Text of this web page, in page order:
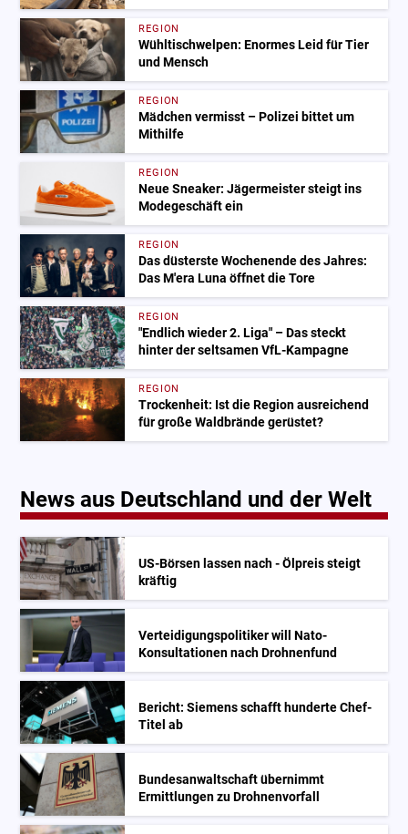
REGION
Wühltischwelpen: Enormes Leid für Tier
und Mensch
REGION
Mädchen vermisst – Polizei bittet um
Mithilfe
REGION
Neue Sneaker: Jägermeister steigt ins
Modegeschäft ein
REGION
Das düsterste Wochenende des Jahres:
Das M'era Luna öffnet die Tore
REGION
"Endlich wieder 2. Liga" – Das steckt
hinter der seltsamen VfL-Kampagne
REGION
Trockenheit: Ist die Region ausreichend
für große Waldbrände gerüstet?
News aus Deutschland und der Welt
US-Börsen lassen nach - Ölpreis steigt
kräftig
Verteidigungspolitiker will Nato-
Konsultationen nach Drohnenfund
Bericht: Siemens schafft hunderte Chef-
Titel ab
Bundesanwaltschaft übernimmt
Ermittlungen zu Drohnenvorfall